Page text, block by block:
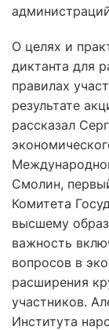
О целях и
диктанта для
правилах
результате
рассказал
Смолин,
Комитета
высшему
важность
вопросов в
расширения
участников.
Института